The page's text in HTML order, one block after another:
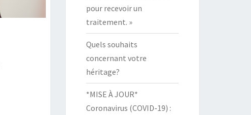
pour recevoir un
traitement. »
Quels souhaits
concernant votre
héritage?
*MISE À JOUR*
Coronavirus (COVID-19) :